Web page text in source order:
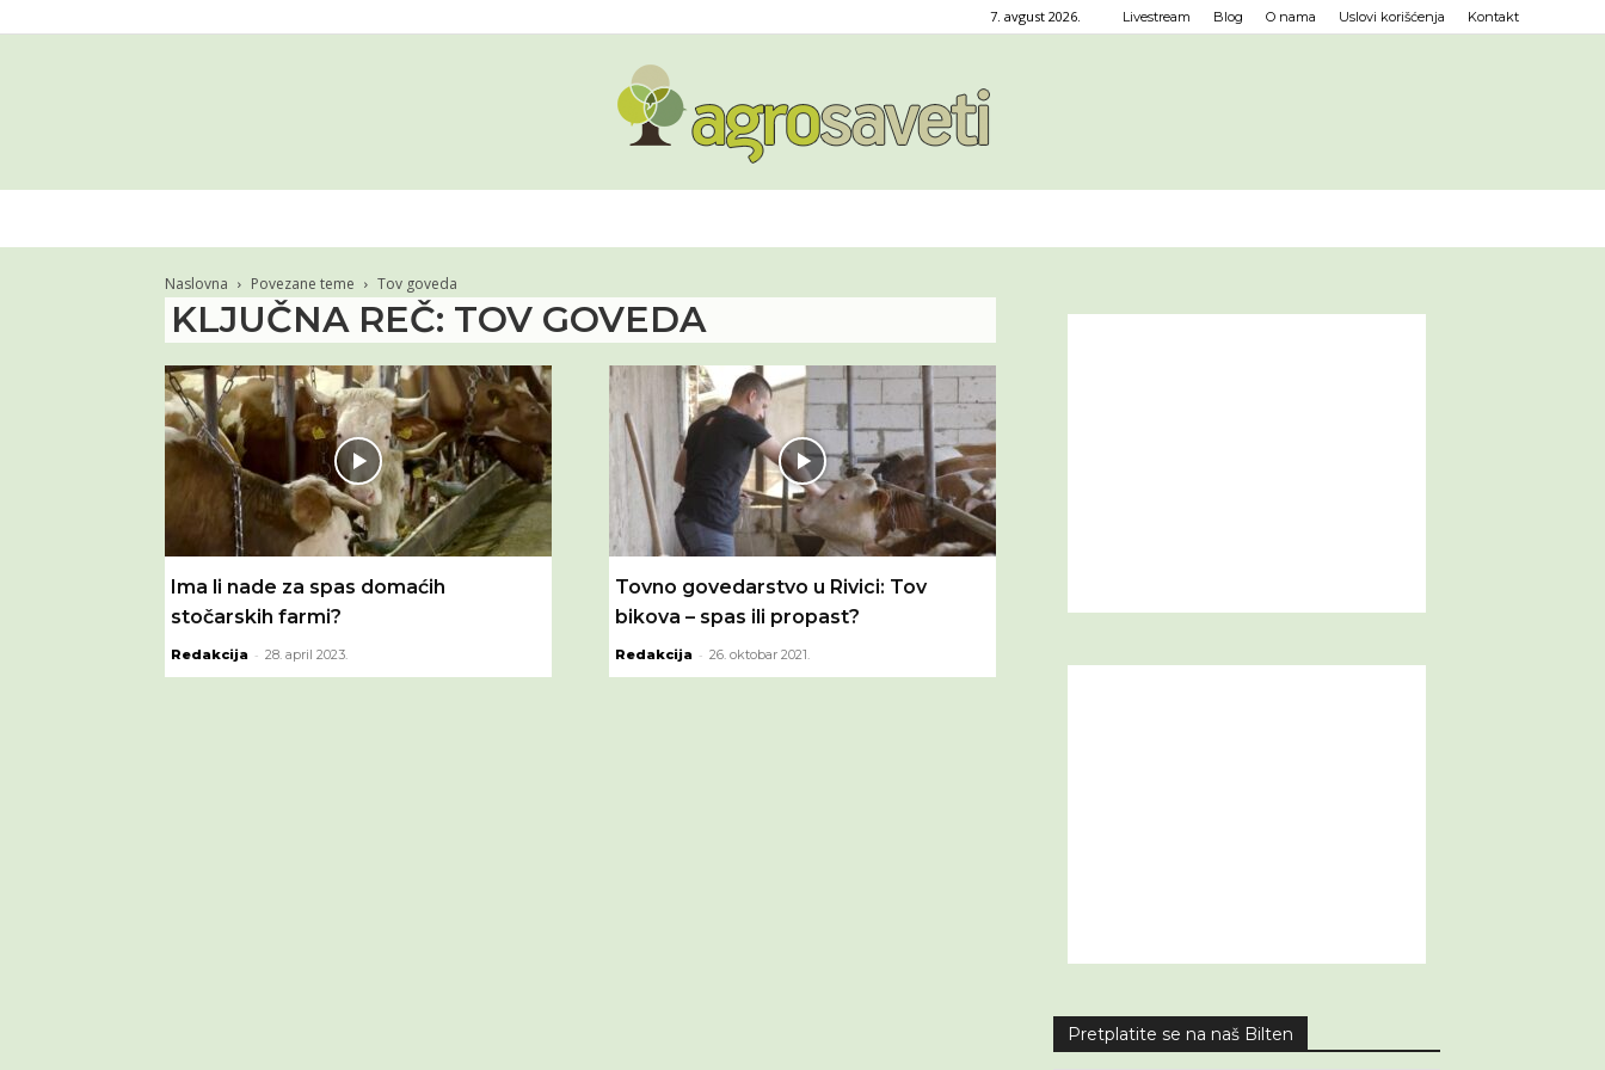
7. avgust 2026. Livestream Blog O nama Uslovi korišćenja Kontakt
Agro
saveti
Naslovna Povezane teme Tov goveda
KLJUČNA REČ: TOV GOVEDA
Ima li nade za spas domaćih
stočarskih farmi?
Redakcija - 28. april 2023.
Tovno govedarstvo u Rivici: Tov
bikova – spas ili propast?
Redakcija - 26. oktobar 2021.
Pretplatite se na naš Bilten